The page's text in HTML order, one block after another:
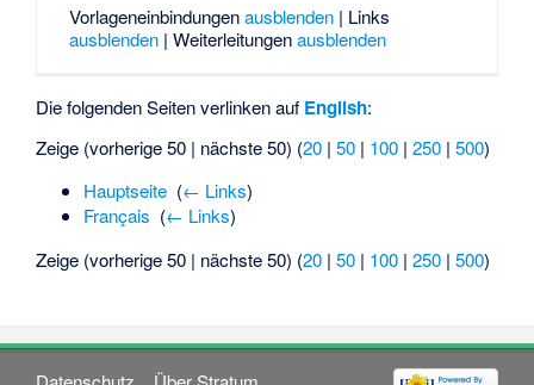
Vorlageneinbindungenausblenden| Links
ausblenden| Weiterleitungenausblenden
Die folgenden Seiten verlinken auf English:
Zeige (vorherige 50 | nächste 50) (20 |50 | 100 |250 |500)
Hauptseite (← Links)
Français (← Links)
Zeige (vorherige 50 | nächste 50) (20 |50 | 100 |250 |500)